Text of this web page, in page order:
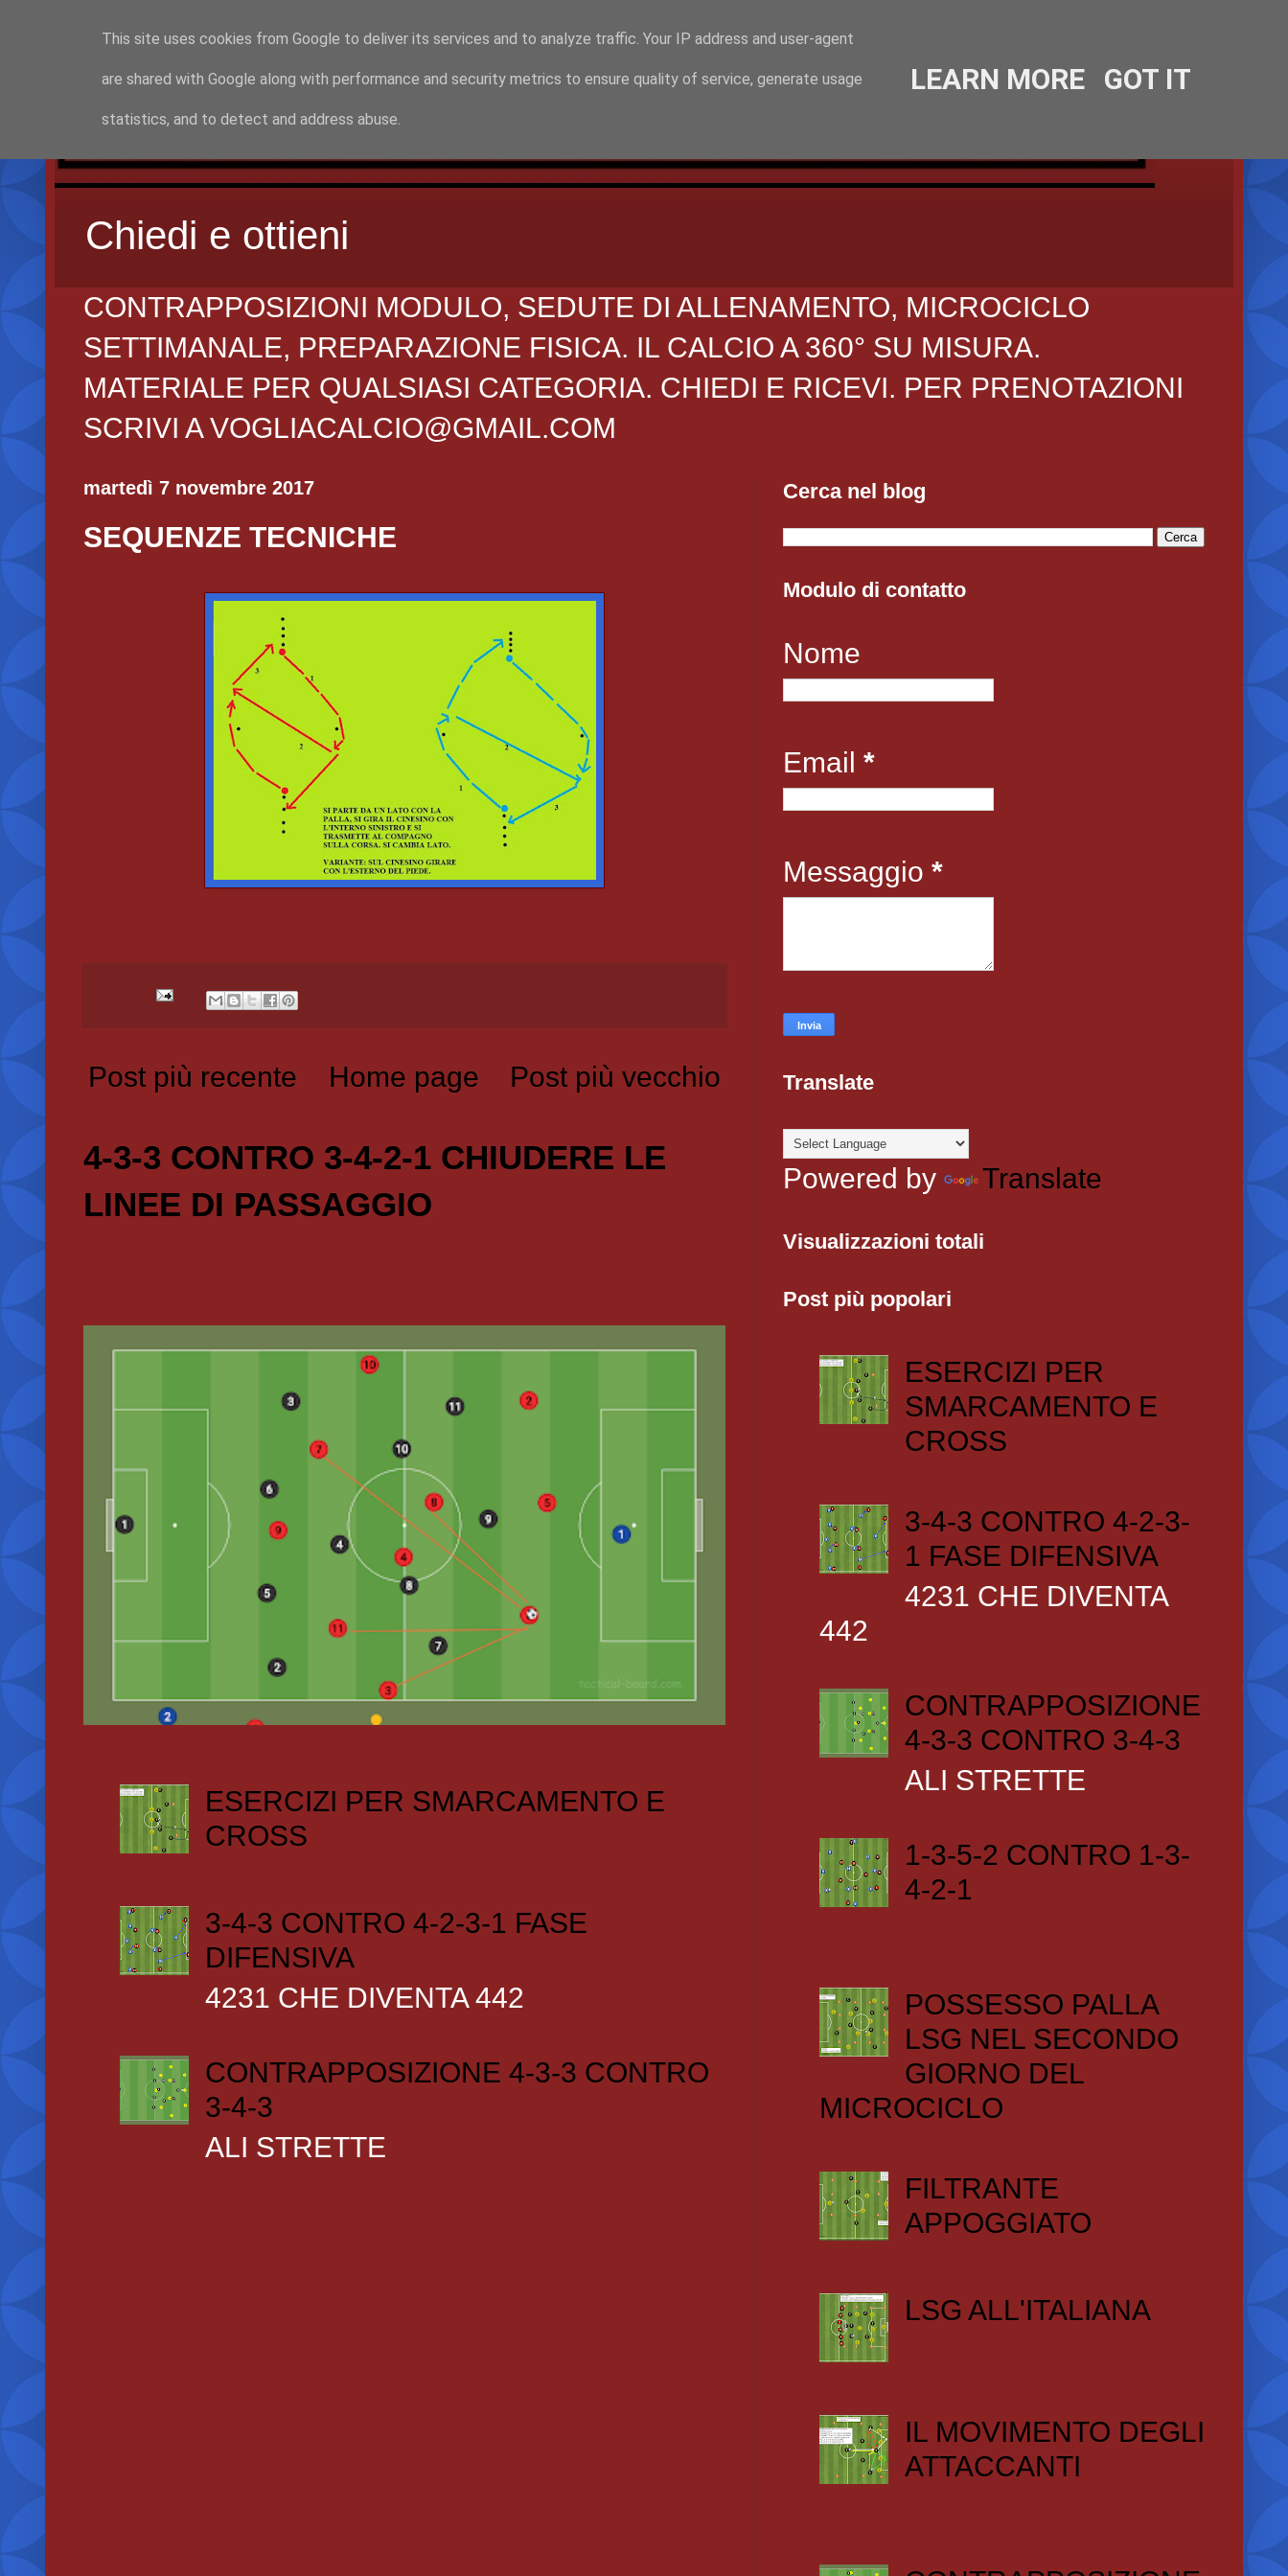
Chiedi e ottieni
CONTRAPPOSIZIONI MODULO, SEDUTE DI ALLENAMENTO, MICROCICLO
SETTIMANALE, PREPARAZIONE FISICA. IL CALCIO A 360° SU MISURA.
MATERIALE PER QUALSIASI CATEGORIA. CHIEDI E RICEVI. PER PRENOTAZIONI
SCRIVI A VOGLIACALCIO@GMAIL.COM
martedì 7 novembre 2017
SEQUENZE TECNICHE
Post più recente Post più vecchio
Home page
4-3-3 CONTRO 3-4-2-1 CHIUDERE LE
LINEE DI PASSAGGIO
ESERCIZI PER SMARCAMENTO E
CROSS
3-4-3 CONTRO 4-2-3-1 FASE
DIFENSIVA
4231 CHE DIVENTA 442
CONTRAPPOSIZIONE 4-3-3 CONTRO
3-4-3
ALI STRETTE
Cerca nel blog
Modulo di contatto
Nome
Email *
Messaggio *
Translate
Powered by Translate
Visualizzazioni totali
Post più popolari
ESERCIZI PER
SMARCAMENTO E
CROSS
3-4-3 CONTRO 4-2-3-
1 FASE DIFENSIVA
4231 CHE DIVENTA
442
CONTRAPPOSIZIONE
4-3-3 CONTRO 3-4-3
ALI STRETTE
1-3-5-2 CONTRO 1-3-
4-2-1
POSSESSO PALLA
LSG NEL SECONDO
GIORNO DEL
MICROCICLO
FILTRANTE
APPOGGIATO
LSG ALL'ITALIANA
IL MOVIMENTO DEGLI
ATTACCANTI
This site uses cookies from Google to deliver its services and to analyze traffic. Your IP address and user-agent
are shared with Google along with performance and security metrics to ensure quality of service, generate usage
statistics, and to detect and address abuse.
LEARN MORE GOT IT